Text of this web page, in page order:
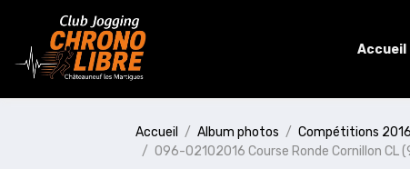
Accueil
Accueil Album photos Compétitions 2016
096-02102016 Course Ronde Cornillon CL